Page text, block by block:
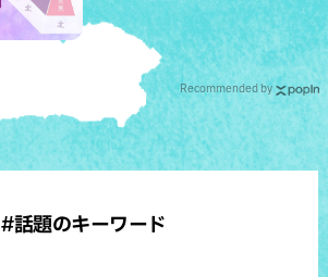
Recommended by
#話題のキーワード